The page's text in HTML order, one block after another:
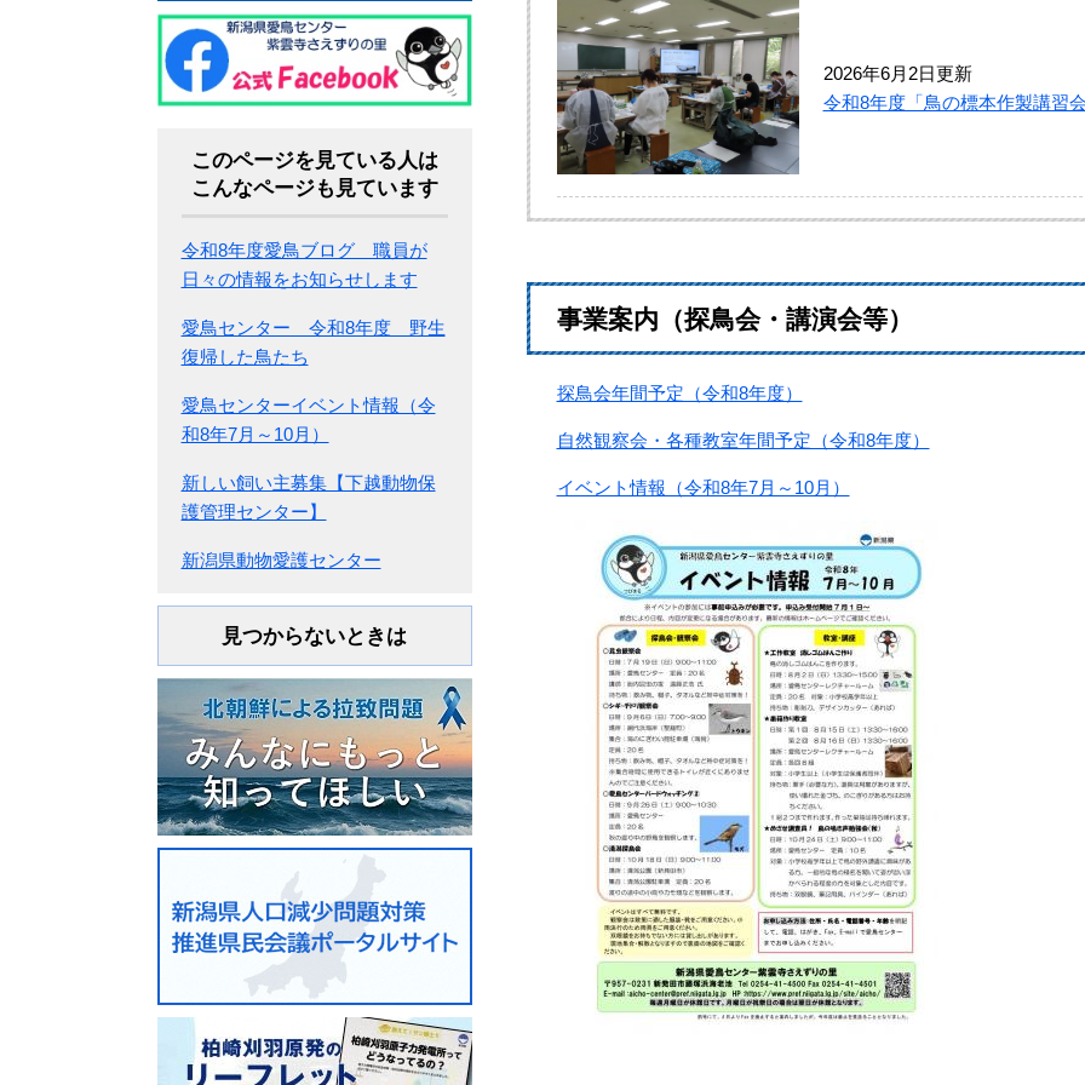
2026年6月2日更新
令和8年度「鳥の標本作製講習
事業案内（探鳥会・講演会等）
探鳥会年間予定（令和8年度）
自然観察会・各種教室年間予定（令和8年度）
イベント情報（令和8年7月～10月）
このページを見ている人は
こんなページも見ています
令和8年度愛鳥ブログ 職員が
日々の情報をお知らせします
愛鳥センター 令和8年度 野生
復帰した鳥たち
愛鳥センターイベント情報（令
和8年7月～10月）
新しい飼い主募集【下越動物保
護管理センター】
新潟県動物愛護センター
見つからないときは